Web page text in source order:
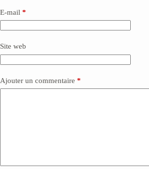
E-mail *
Site web
Ajouter un commentaire *
t
i
v
: